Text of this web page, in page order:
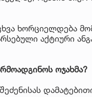
ხორციელდება
აქტიური
ოჯახმა?